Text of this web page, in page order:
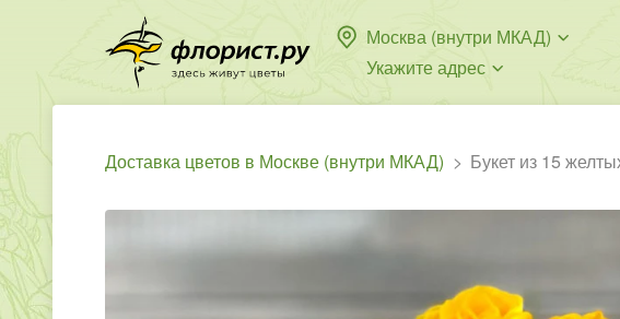
Москва (внутри МКАД)
Укажите адрес
Доставка цветов в Москве (внутри МКАД) Букет из 15